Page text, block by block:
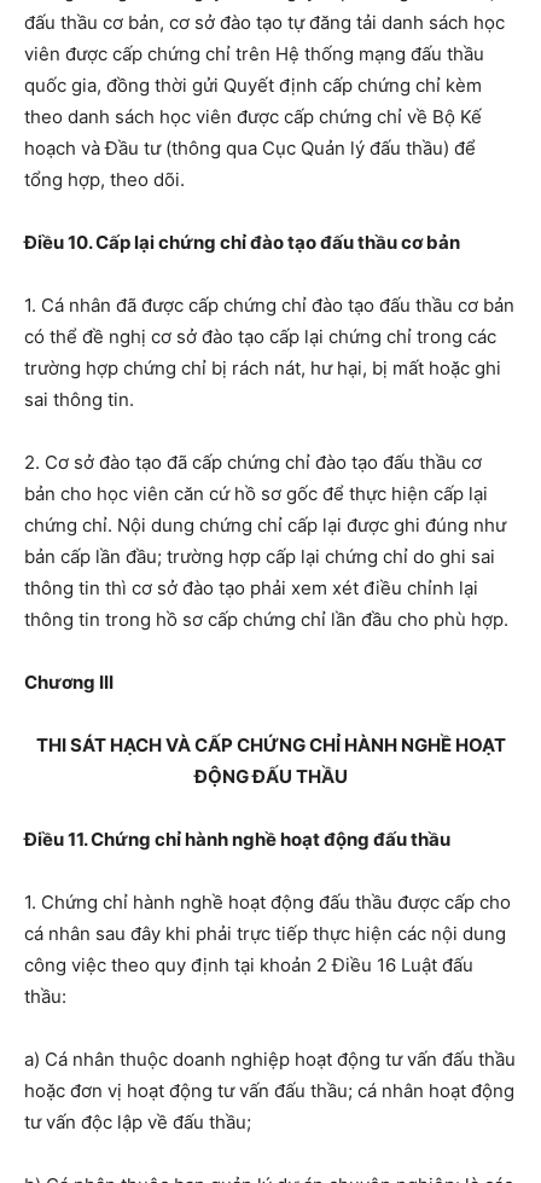
đấu thầu cơ bản, cơ sở đào tạo tựđăng tải danh sách học
viên được cấp chứng chỉ trên Hệ thống mạng đấu thầu
quốc gia, đồng thời gửi Quyết định cấp chứng chỉ kèm
theo danh sách học viên được cấp chứng chỉ về Bộ Kế
hoạch và Đầu tư (thông qua Cục Quản lý đấu thầu) để
tổng hợp, theo dõi.
Điều 10. Cấp lại chứng chỉ đào tạo đấu thầu cơ bản
1. Cá nhân đã được cấp chứng chỉ đào tạo đấu thầu cơ bản
có thể đề nghị cơ sở đào tạo cấp lại chứng chỉ trong các
trường hợp chứng chỉ bị rách nát, hư hại, bị mất hoặc ghi
sai thông tin.
2. Cơ sở đào tạo đã cấp chứng chỉ đào tạo đấu thầu cơ
bản cho học viên căn cứ hồ sơ gốc để thực hiện cấp lại
chứng chỉ. Nội dung chứng chỉ cấp lại được ghi đúng như
bản cấp lần đầu; trường hợp cấp lại chứng chỉ do ghi sai
thông tin thì cơ sở đào tạo phải xem xét điều chỉnh lại
thông tin trong hồ sơ cấp chứng chỉ lần đầu cho phù hợp.
Chương III
THI SÁT HẠCH VÀ CẤP CHỨNG CHỈ HÀNH NGHỀ HOẠT
ĐỘNG ĐẤU THẦU
Điều 11. Chứng chỉ hành nghề hoạt động đấu thầu
1. Chứng chỉ hành nghề hoạt động đấu thầu được cấp cho
cá nhân sau đây khi phải trực tiếp thực hiện các nội dung
công việc theo quy định tại khoản 2 Điều 16 Luật đấu
thầu:
a) Cá nhân thuộc doanh nghiệp hoạt động tư vấn đấu thầu
hoặc đơn vị hoạt động tư vấn đấu thầu; cá nhân hoạt động
tư vấn độc lập về đấu thầu;